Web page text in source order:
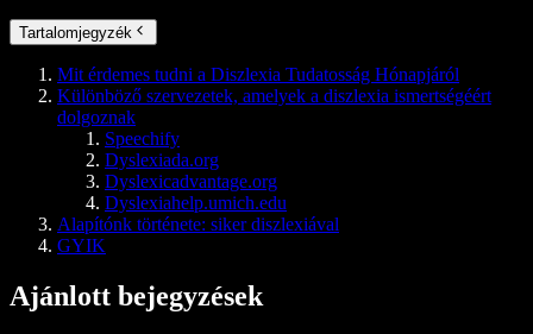
Tartalomjegyzék
Mit érdemes tudni a Diszlexia Tudatosság Hónapjáról
Különböző szervezetek, amelyek a diszlexia ismertségéért
dolgoznak
Speechify
Dyslexiada.org
Dyslexicadvantage.org
Dyslexiahelp.umich.edu
Alapítónk története: siker diszlexiával
GYIK
Ajánlott bejegyzések